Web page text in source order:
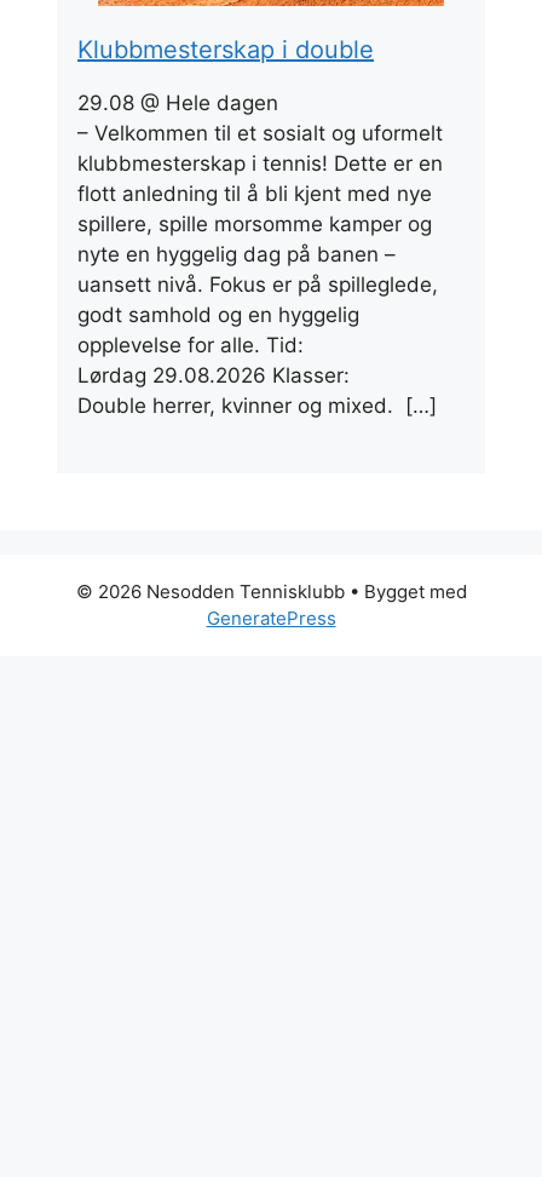
Klubbmesterskap i double
29.08 @ Hele dagen
– Velkommen til et sosialt og uformelt
klubbmesterskap i tennis! Dette er en
flott anledning til å bli kjent med nye
spillere, spille morsomme kamper og
nyte en hyggelig dag på banen –
uansett nivå. Fokus er på spilleglede,
godt samhold og en hyggelig
opplevelse for alle. Tid:
Lørdag 29.08.2026 Klasser:
Double herrer, kvinner og mixed. […]
© 2026 Nesodden Tennisklubb• Bygget med
GeneratePress